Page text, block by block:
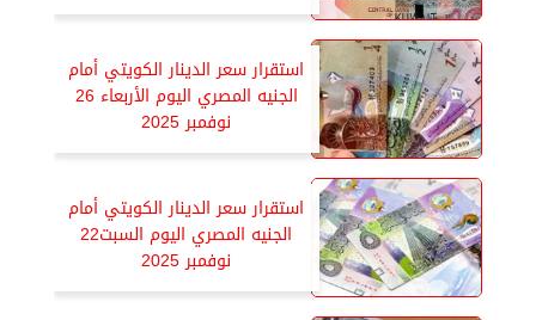
استقرار سعر الدينار الكويتي أمام
الجنيه المصري اليوم الأربعاء 26
نوفمبر 2025
استقرار سعر الدينار الكويتي أمام
الجنيه المصري اليوم السبت22
نوفمبر 2025